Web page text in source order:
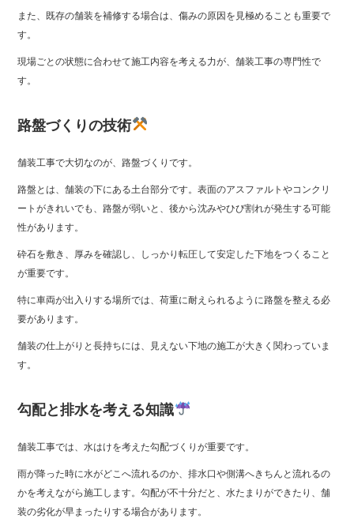
また、既存の舗装を補修する場合は、傷みの原因を見極めることも重要で
す。
現場ごとの状態に合わせて施工内容を考える力が、舗装工事の専門性で
す。
路盤づくりの技術
舗装工事で大切なのが、路盤づくりです。
路盤とは、舗装の下にある土台部分です。表面のアスファルトやコンクリ
ートがきれいでも、路盤が弱いと、後から沈みやひび割れが発生する可能
性があります。
砕石を敷き、厚みを確認し、しっかり転圧して安定した下地をつくること
が重要です。
特に車両が出入りする場所では、荷重に耐えられるように路盤を整える必
要があります。
舗装の仕上がりと長持ちには、見えない下地の施工が大きく関わっていま
す。
勾配と排水を考える知識
舗装工事では、水はけを考えた勾配づくりが重要です。
雨が降った時に水がどこへ流れるのか、排水口や側溝へきちんと流れるの
かを考えながら施工します。勾配が不十分だと、水たまりができたり、舗
装の劣化が早まったりする場合があります。